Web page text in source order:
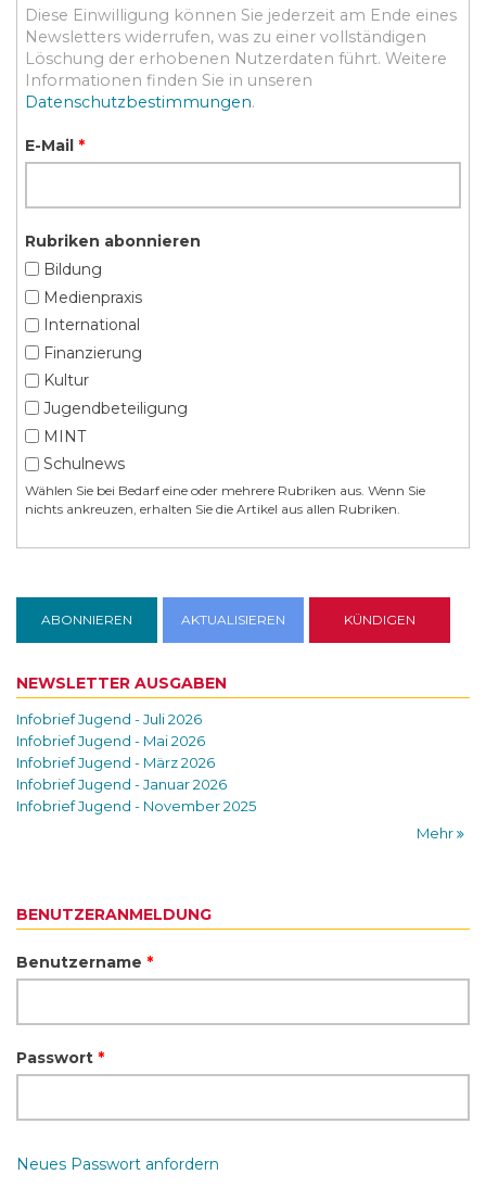
Diese Einwilligung können Sie jederzeit am Ende eines
Newsletters widerrufen, was zu einer vollständigen
Löschung der erhobenen Nutzerdaten führt. Weitere
Informationen finden Sie in unseren
Datenschutzbestimmungen.
E-Mail *
Rubriken abonnieren
Bildung
Medienpraxis
International
Finanzierung
Kultur
Jugendbeteiligung
MINT
Schulnews
Wählen Sie bei Bedarf eine oder mehrere Rubriken aus. Wenn Sie
nichts ankreuzen, erhalten Sie die Artikel aus allen Rubriken.
NEWSLETTER AUSGABEN
Infobrief Jugend - Juli 2026
Infobrief Jugend - Mai 2026
Infobrief Jugend - März 2026
Infobrief Jugend - Januar 2026
Infobrief Jugend - November 2025
Mehr
BENUTZERANMELDUNG
Benutzername *
Passwort *
Neues Passwort anfordern